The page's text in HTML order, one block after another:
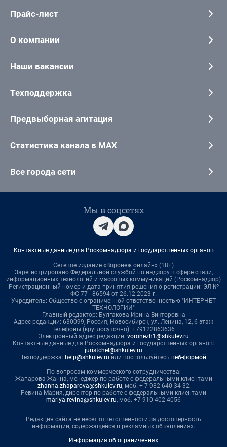
Прайс-лист
О компании
Наши вакансии
Техподдержка
Предвыборная агитация
Статистика канала в MAX
Все города сети
Мы в соцсетях
Контактные данные для Роскомнадзора и государственных органов
Сетевое издание «Воронеж онлайн» (18+)
Зарегистрировано Федеральной службой по надзору в сфере связи,
информационных технологий и массовых коммуникаций (Роскомнадзор)
Регистрационный номер и дата принятия решения о регистрации: ЭЛ №
ФС 77 - 86594 от 26.12.2023 г.
Учредитель: Общество с ограниченной ответственностью "ИНТЕРНЕТ
ТЕХНОЛОГИИ"
Главный редактор: Булгакова Ирина Викторовна
Адрес редакции: 630099, Россия, Новосибирск, ул. Ленина, 12, 6 этаж
Телефоны (круглосуточно): +79122863636
Электронный адрес редакции: voronezh1@shkulev.ru
Контактные данные для Роскомнадзора и государственных органов:
juristchel@shkulev.ru
Техподдержка: help@shkulev.ru или воспользуйтесь веб-формой
По вопросам коммерческого сотрудничества:
Жапарова Жанна, менеджер по работе с федеральными клиентами
zhanna.zhaparova@shkulev.ru, моб. + 7 982 640 34 32
Ревина Мария, директор по работе с федеральными клиентами
mariya.revina@shkulev.ru, моб. +7 910 402 4056
Редакция сайта не несет ответственности за достоверность
информации, содержащейся в рекламных объявлениях.
Информация об ограничениях